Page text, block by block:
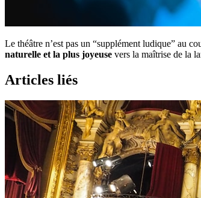
Le théâtre n’est pas un “supplément ludique” au
naturelle et la plus joyeuse vers la maîtrise de la
Articles liés